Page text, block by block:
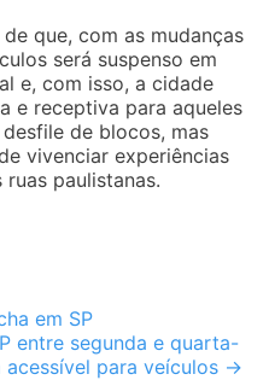
que, com as mudanças
será suspenso em
e, com isso, a cidade
e receptiva para aqueles
de blocos, mas
vivenciar experiências
paulistanas.
em SP
entre segunda e quarta-
para veículos →